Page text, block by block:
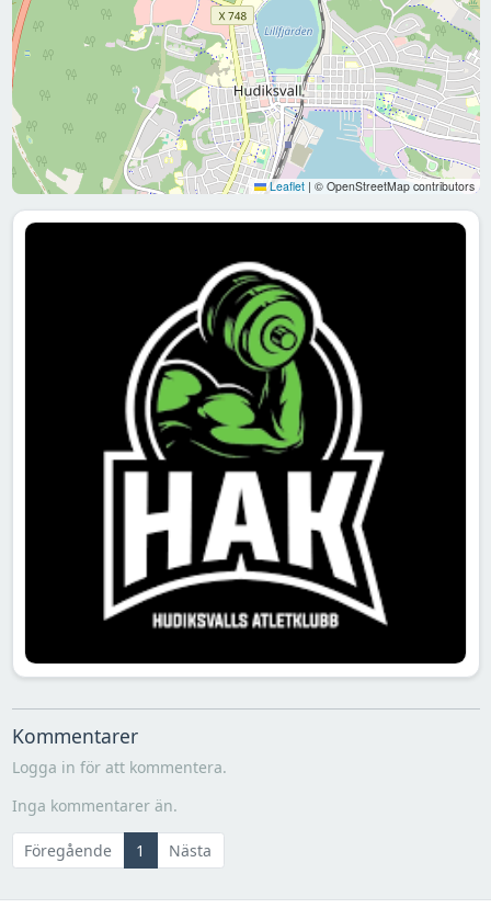
Leaflet | © OpenStreetMap contributors
Kommentarer
Logga in för att kommentera.
Inga kommentarer än.
Föregående 1 Nästa